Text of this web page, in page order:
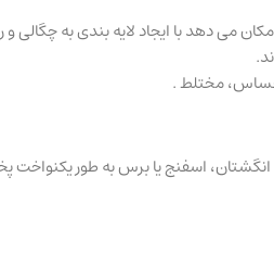
می دهد با ایجاد لایه بندی به چگالی و
مختلط .
انگشتان، اسفنج یا برس به طور